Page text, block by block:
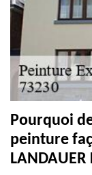
Pourquoi
peinture
LANDAUER